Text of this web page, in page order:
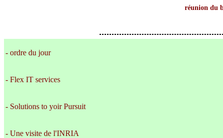
réunion du
- ordre du jour
- Flex IT services
- Solutions to yoir Pursuit
- Une visite de l'INRIA